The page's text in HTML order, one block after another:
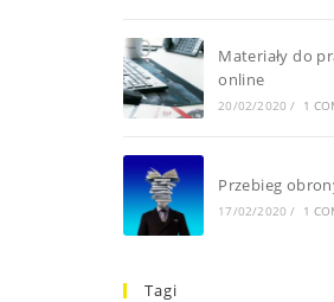
Materiały do
online
20/02/2020 / 1
Przebieg
17/02/2020 / 1
Tagi